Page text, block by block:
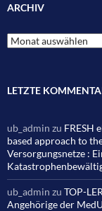
ARCHIV
Archiv
LETZTE
ub_admin zu FRESH
based approach to
Versorgungsnetze :
ub_admin zu TOP-
Angehörige der